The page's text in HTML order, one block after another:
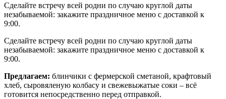
Сделайте встречу всей родни по случаю круглой даты
незабываемой: закажите праздничное меню с доставкой к
9:00.
Сделайте встречу всей родни по случаю круглой даты
незабываемой: закажите праздничное меню с доставкой к
9:00.
Предлагаем: блинчики с фермерской сметаной, крафтовый
хлеб, сыровяленую колбасу и свежевыжатые соки – всё
готовится непосредственно перед отправкой.